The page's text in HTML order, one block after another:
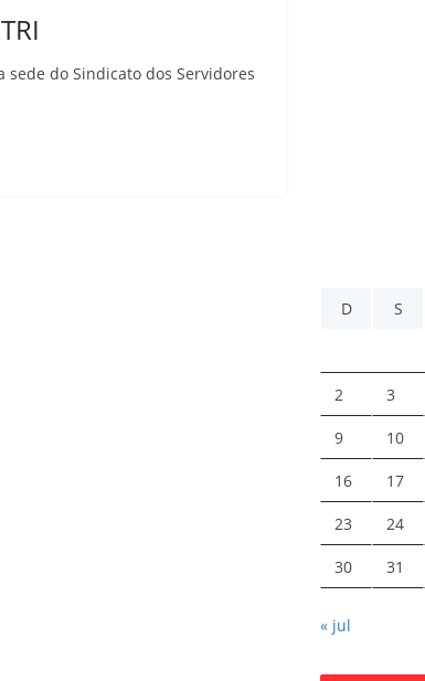
do Sindicato dos Servidores
D
S
2 3
9 10
16 17
23 24
30 31
« jul